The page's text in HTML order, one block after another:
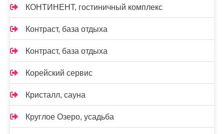
КОНТИНЕНТ, гостиничный комплекс
Контраст, база отдыха
Контраст, база отдыха
Корейский сервис
Кристалл, сауна
Круглое Озеро, усадьба